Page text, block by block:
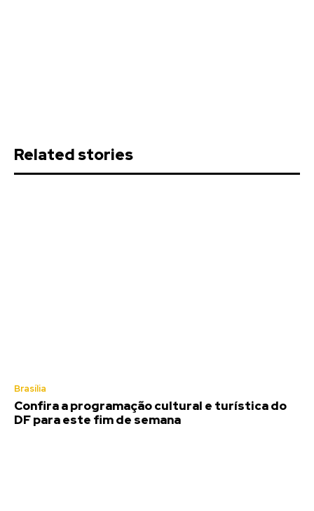
Related stories
Brasília
Confira a programação cultural e turística do
DF para este fim de semana